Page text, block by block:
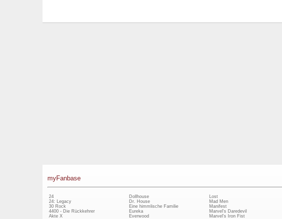
myFanbase
24
24: Legacy
30 Rock
4400 - Die Rückkehrer
Akte X
Dollhouse
Dr. House
Eine himmlische Familie
Eureka
Everwood
Lost
Mad Men
Manifest
Marvel's Daredevil
Marvel's Iron Fist